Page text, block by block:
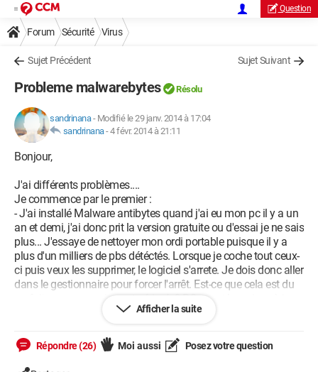
Question
Forum Sécurité Virus
Sujet Précédent Sujet Suivant
Probleme malwarebytes Résolu
sandrinana- Modifié le 29 janv. 2014 à 17:04
sandrinana-4 févr. 2014 à 21:11
Bonjour,
J'ai différents problèmes....
Je commence par le premier :
- J'ai installé Malware antibytes quand j'ai eu mon pc il y a un
an et demi, j'ai donc prit la version gratuite ou d'essai je ne sais
plus... J'essaye de nettoyer mon ordi portable puisque il y a
plus d'un milliers de pbs détéctés. Lorsque je coche tout ceux-
ci puis veux les supprimer, le logiciel s'arrete. Je dois donc aller
dans le gestionnaire pour forcer l'arrêt. Est-ce que cela est du
au fait que ma version est périmée? POurtant les mises à jour
récemment, j'ai plein de pages qui s'ouvrent régulièrement
pour ne pas dire tout le temps. Est'ce des mouchards, donc
Afficher la suite
Répondre (26) Moi aussi Posez votre question